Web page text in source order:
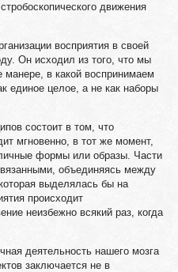
движения
восприятия в своей
Он исходил из того, что мы
в какой воспринимаем
единое целое, а не как наборы
состоит в том, что
мгновенно, в тот же момент,
формы или образы. Части
объединяясь между
выделялась бы на
происходит
неизбежно всякий раз, когда
деятельность нашего мозга
заключается не в